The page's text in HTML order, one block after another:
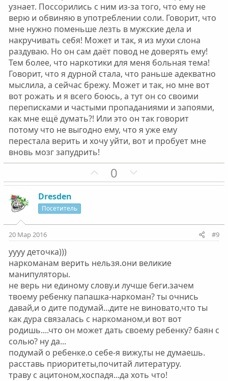
о
с
о
с
узнает. Поссорились с ним из-за того, что ему не
верю и обвиняю в употреблении соли. Говорит, что
мне нужно поменьше лезть в мужские дела и
накручивать себя! Может и так, я из мухи слона
раздуваю. Но он сам даёт повод не доверять ему!
Тем более, что наркотики для меня больная тема!
Говорит, что я дурной стала, что раньше адекватно
мыслила, а сейчас брежу. Может и так, но мне вот
вот рожать и я всего боюсь, а тут он со своими
переписками и частыми пропаданиями и запоями,
как мне ещё думать?! Или это он так говорит
потому что не выгодно ему, что я уже ему
перестала верить и хочу уйти, вот и пробует мне
вновь мозг запудрить!
П
о
т
н
ы
й
г
о
л
о
0
е
т
н
ы
й
г
о
л
о
Dresden
Посетитель
20 Мар 2016 #9
уууу деточка)))
наркоманам верить нельзя.они великие
манипуляторы.
не верь ни единому слову.и лучше беги.зачем
твоему ребенку папашка-наркоман? ты очнись
давай,и о дите подумай...дите не виновато,что ты
как дура связалась с наркоманом,и вот вот
родишь....что он может дать своему ребенку? баян с
солью? ну да...
подумай о ребенке.о себе-я вижу,ты не думаешь.
расставь приоритеты,почитай литературу.
траву с ацитоном,хоспадя...да хоть что!